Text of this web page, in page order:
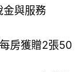
金與服務
房獲贈2張50